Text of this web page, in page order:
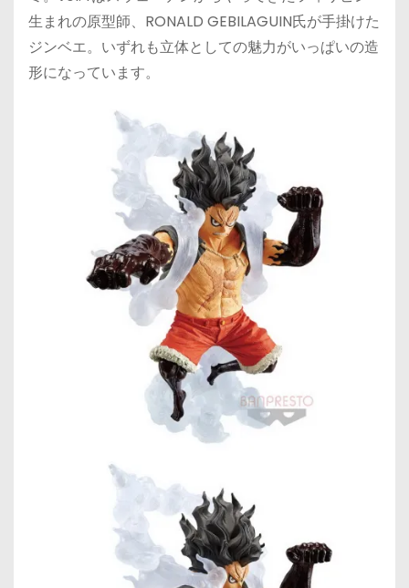
生まれの原型師、RONALD GEBILAGUIN氏が手掛けた
ジンベエ。いずれも立体としての魅力がいっぱいの造
形になっています。